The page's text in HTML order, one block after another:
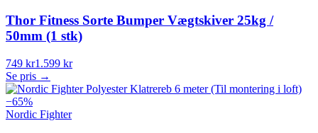
Thor Fitness Sorte Bumper Vægtskiver 25kg /
50mm (1 stk)
749 kr1.599 kr
Se pris →
−65%
Nordic Fighter